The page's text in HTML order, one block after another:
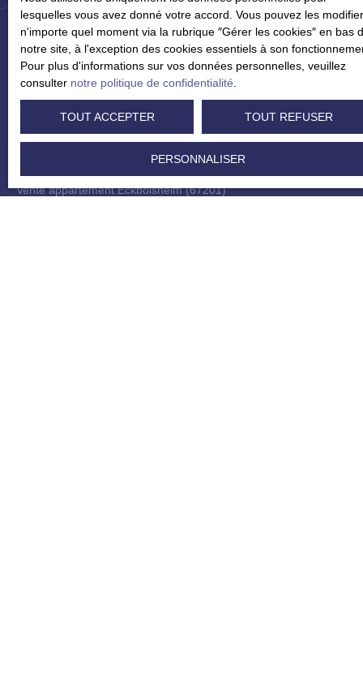
Je recherche un bien
Vente appartement Strasbourg (67000)
Vente appartement Eschau (67114)
Vente appartement Bischheim (67800)
Vente appartement Eckbolsheim (67201)
lesquelles vous avez donné votre accord. Vous pouvez les
n'importe quel moment via la rubrique ″Gérer les cookies″ en bas
notre site, à l'exception des cookies essentiels à son
Pour plus d'informations sur vos données personnelles, veuillez
consulter notre politique de confidentialité
TOUT ACCEPTER TOUT REFUSER
PERSONNALISER